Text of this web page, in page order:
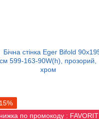
по промокоду : FAVORIT